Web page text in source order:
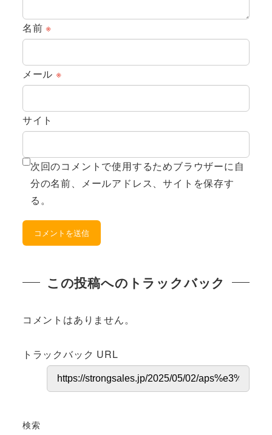
名前※
メール ※
サイト
次回のコメントで使用するためブラウザーに自
分の名前、メールアドレス、サイトを保存す
る。
この投稿へのトラックバック
コメントはありません。
トラックバック URL
検索